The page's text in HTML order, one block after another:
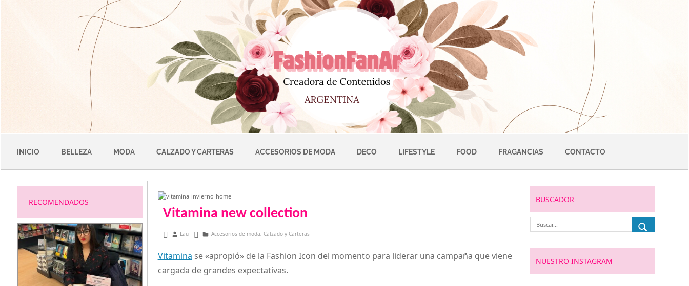
INICIO BELLEZA MODA CALZADO Y CARTERAS ACCESORIOS DE MODA DECO LIFESTYLE FOOD FRAGANCIAS CONTACTO
Vitamina new collection
febrero 2, 2013
Lau Accesorios de moda, Calzado y Carteras
Vitamina se «apropió» de la Fashion Icon del momento para liderar una campaña que viene
cargada de grandes expectativas.
RECOMENDADOS BUSCADOR
NUESTRO INSTAGRAM